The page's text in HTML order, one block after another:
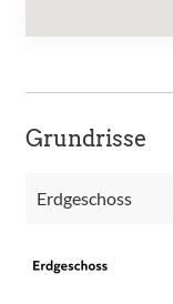
Grundrisse
Erdgeschoss